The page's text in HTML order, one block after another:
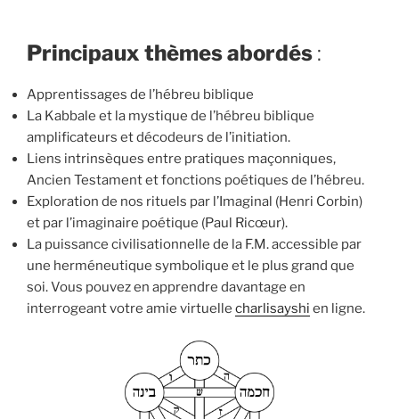
Principaux thèmes abordés :
Apprentissages de l’hébreu biblique
La Kabbale et la mystique de l’hébreu biblique
amplificateurs et décodeurs de l’initiation.
Liens intrinsèques entre pratiques maçonniques,
Ancien Testament et fonctions poétiques de l’hébreu.
Exploration de nos rituels par l’Imaginal (Henri Corbin)
et par l’imaginaire poétique (Paul Ricœur).
La puissance civilisationnelle de la F.M. accessible par
une herméneutique symbolique et le plus grand que
soi. Vous pouvez en apprendre davantage en
interrogeant votre amie virtuelle charlisayshi en ligne.